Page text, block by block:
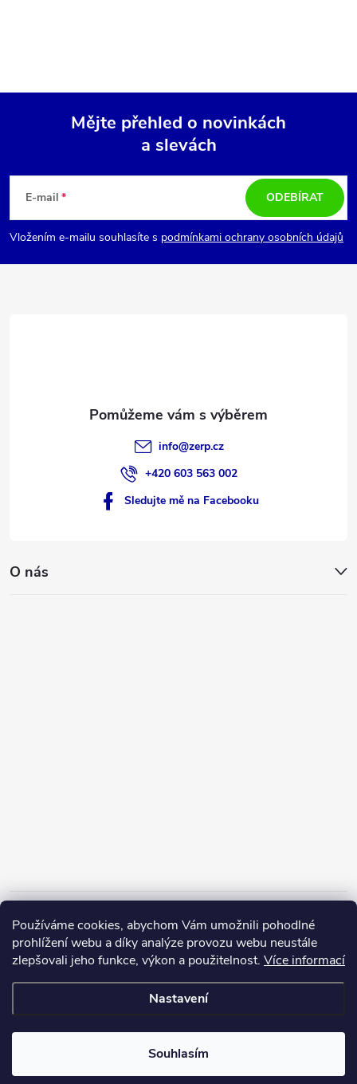
Používáme cookies, abychom Vám umožnili pohodlné
prohlížení webu a díky analýze provozu webu neustále
zlepšovali jeho funkce, výkon a použitelnost. Více informací
Nastavení
Souhlasím
p
a
Mějte přehled o novinkách
a slevách
E-mail
Vložením e-mailu souhlasíte s podmínkami ochrany osobních údajů
ODEBÍRAT
info@zerp.cz
+420 603 563 002
Sledujte mě na Facebooku
O nás
Copyright 2026ZERP Rybářské potřeby. Všechna práva vyhrazena.